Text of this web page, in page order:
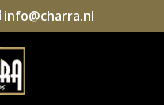
info@charra.nl